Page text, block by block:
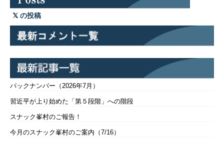
の投稿
バックナンバー（2026年7月）
習近平が上り始めた「第５段階」への階段
スナック峯村のご報告！
今月のスナック峯村のご案内（7/16）